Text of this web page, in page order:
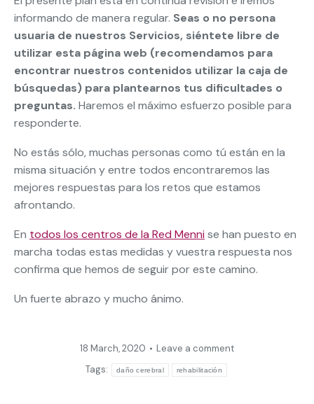
informando de manera regular. Seas o no persona
usuaria de nuestros Servicios, siéntete libre de
utilizar esta página web (recomendamos para
encontrar nuestros contenidos utilizar la caja de
búsquedas) para plantearnos tus dificultades o
preguntas. Haremos el máximo esfuerzo posible para
responderte.
No estás sólo, muchas personas como tú están en la
misma situación y entre todos encontraremos las
mejores respuestas para los retos que estamos
afrontando.
En todos los centros de la Red Menni se han puesto en
marcha todas estas medidas y vuestra respuesta nos
confirma que hemos de seguir por este camino.
Un fuerte abrazo y mucho ánimo.
18 March, 2020
Leave a comment
Tags:
daño cerebral rehabilitación